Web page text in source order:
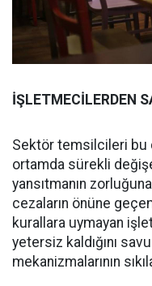
İŞLETMECİLERDEN
Sektör temsilcileri bu
ortamda sürekli
yansıtmanın
cezaların önüne
kurallara uymayan
yetersiz kaldığını
mekanizmalarının